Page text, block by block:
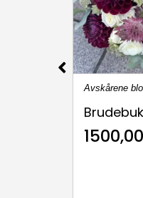
Avskårene
1500,00